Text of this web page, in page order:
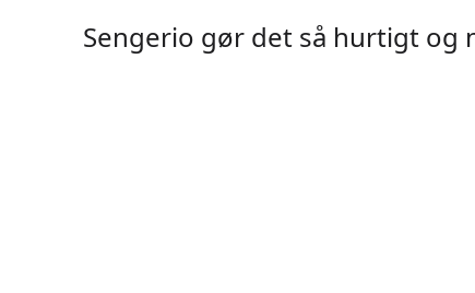
Sengerio gør det så hurtigt og